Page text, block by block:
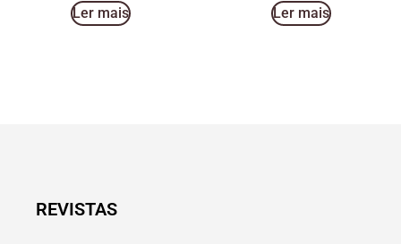
Ler mais Ler mais
REVISTAS